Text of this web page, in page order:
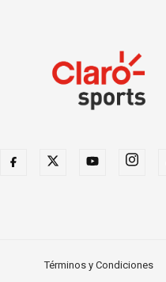
Términos y Condiciones